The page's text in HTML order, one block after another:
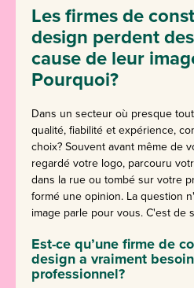
Les firmes de
design perdent
cause de leur
Pourquoi?
Dans un secteur où presque
qualité, fiabilité et expérience,
choix? Souvent avant même de
regardé votre logo, parcouru
dans la rue ou tombé sur votre
formé une opinion. La question
image parle pour vous. C'est de
Est-ce qu’une firme de
design a vraiment
professionnel?